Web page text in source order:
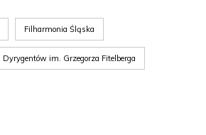
Filharmonia Śląska
im. Grzegorza Fitelberga